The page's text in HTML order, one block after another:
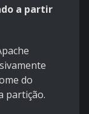
a partir
do
partição.